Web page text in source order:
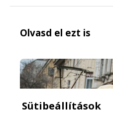
Olvasd el ezt is
Sütibeállítások